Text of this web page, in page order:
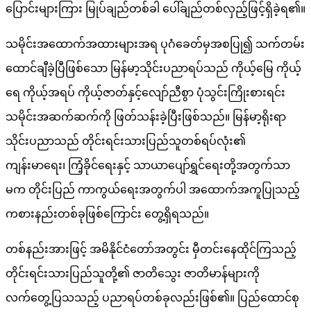
ပြောင်းများကြား မြုပ်ချည်တစ်ခါ ပေါ်ချည်တစ်လှည့်ဖြင့်ရှိခဲ့ရ၏။
သမိုင်းအထောက်အထားများအရ ပုဂံခေတ်မှအစပြု၍ သက်တမ်း
ထောင်ချီခဲ့ပြီဖြစ်သော မြန်မာ့သိုင်းပညာရပ်သည် ကိုယ့်မြေ ကိုယ့်
ရေ ကိုယ့်အရပ် ကိုယ့်ဇာတ်နှင့်လျော်ညီစွာ ပုံသွင်းကြိုးစားရင်း
သမိုင်းအဆက်ဆက်ကို ဖြတ်သန်းခဲ့ပြီးဖြစ်သည်။ မြန်မာ့ရိုးရာ
သိုင်းပညာသည် တိုင်းရင်းသားပြည်သူတစ်ရပ်လုံး၏
ကျန်းမာရေး၊ ကြံ့ခိုင်ရေးနှင့် သာယာပျော်ရွှင်ရေးတို့အတွက်သာ
မက တိုင်းပြည် ကာကွယ်ရေးအတွက်ပါ အထောက်အကူပြုသည့်
ကစားနည်းတစ်ခုဖြစ်ကြောင်း တွေ့ရှိရသည်။
တစ်နည်းအားဖြင့် အမိနိုင်ငံတော်အတွင်း မှီတင်းနေထိုင်ကြသည့်
တိုင်းရင်းသားပြည်သူတို့၏ ဇာတိသွေး ဇာတိမာန်များကို
လက်တွေ့ပြသသည့် ပညာရပ်တစ်ခုလည်းဖြစ်၏။ ပြည်ထောင်စု